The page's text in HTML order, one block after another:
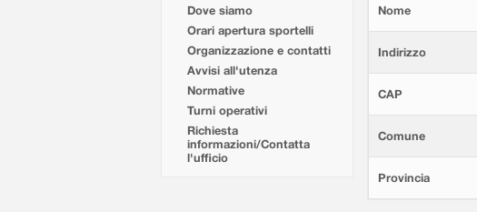
Dove siamo
Orari apertura sportelli
Organizzazione e contatti
Avvisi all'utenza
Normative
Turni operativi
Richiesta
informazioni/Contatta
l'ufficio
Nome
Indirizzo
CAP
Comune
Provincia